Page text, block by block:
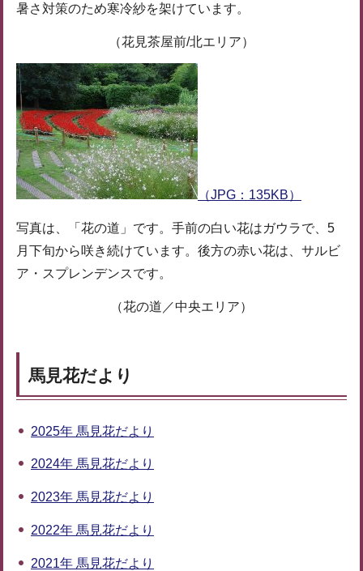
暑さ対策のため寒冷紗を架けています。
（花見茶屋前/北エリア）
（JPG：135KB）
写真は、「花の道」です。手前の白い花はガウラで、5
月下旬から咲き続けています。後方の赤い花は、サルビ
ア・スプレンデンスです。
（花の道／中央エリア）
馬見花だより
2025年 馬見花だより
2024年 馬見花だより
2023年 馬見花だより
2022年 馬見花だより
2021年 馬見花だより